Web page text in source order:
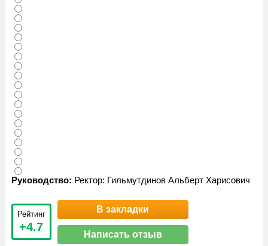
Руководство: Ректор: Гильмутдинов Альберт Харисович
Рейтинг
+4.7
В закладки
Написать отзыв